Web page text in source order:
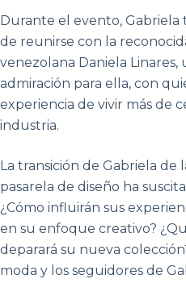
Durante el evento,
de reunirse con la
venezolana Daniela
admiración para ella, con
experiencia de vivir más de
industria.
La transición de Gabriela de
pasarela de diseño ha
¿Cómo influirán sus
en su enfoque creativo?
deparará su nueva
moda y los seguidores de